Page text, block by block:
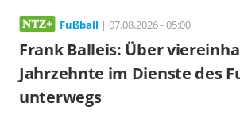
Fußball | 07.08.2026 - 05:00
Frank Balleis: Über
Jahrzehnte im Dienste des
unterwegs